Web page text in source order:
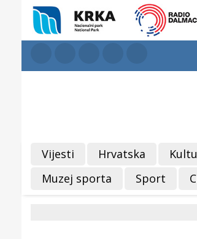
Vijesti Hrvatska
Muzej sporta
Sport